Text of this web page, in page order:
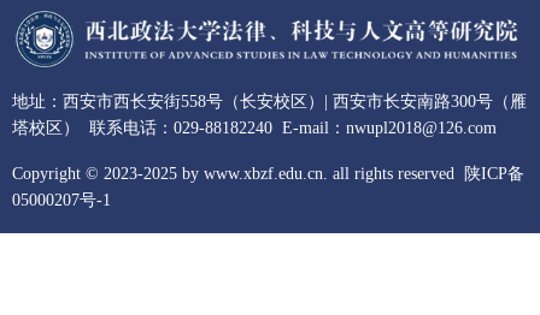
地址：西安市西长安街558号（长安校区）| 西安市长安南路300号（雁
塔校区） 联系电话：029-88182240 E-mail：nwupl2018@126.com
Copyright © 2023-2025 by www.xbzf.edu.cn. all rights reserved
陕ICP备
05000207号-1